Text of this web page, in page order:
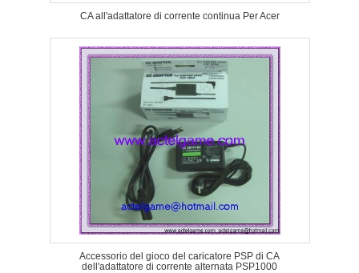
CA all'adattatore di corrente continua Per Acer
Accessorio del gioco del caricatore PSP di CA
dell'adattatore di corrente alternata PSP1000